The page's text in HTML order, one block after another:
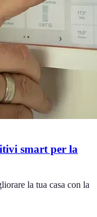
smart per la
la tua casa con la